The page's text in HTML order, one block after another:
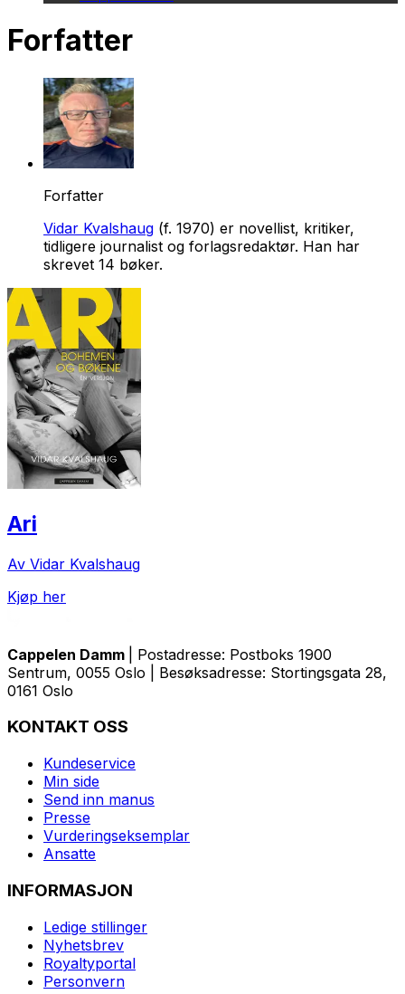
Forfatter
Forfatter
Vidar Kvalshaug (f. 1970) er novellist, kritiker,
tidligere journalist og forlagsredaktør. Han har
skrevet 14 bøker.
Ari
Av Vidar Kvalshaug
Kjøp her
Cappelen Damm
| Postadresse: Postboks 1900
Sentrum, 0055 Oslo | Besøksadresse: Stortingsgata 28,
0161 Oslo
KONTAKT OSS
Kundeservice
Min side
Send inn manus
Presse
Vurderingseksemplar
Ansatte
INFORMASJON
Ledige stillinger
Nyhetsbrev
Royaltyportal
Personvern